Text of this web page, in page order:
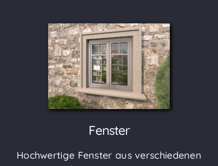
Fenster
Hochwertige Fenster aus verschiedenen